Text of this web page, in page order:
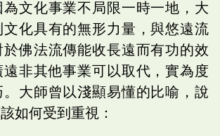
文化事業不局限一時一地，大
化具有的無形力量，與悠遠流
佛法流傳能收長遠而有功的效
遠非其他事業可以取代，實為度
。大師曾以淺顯易懂的比喻，說
如何受到重視：